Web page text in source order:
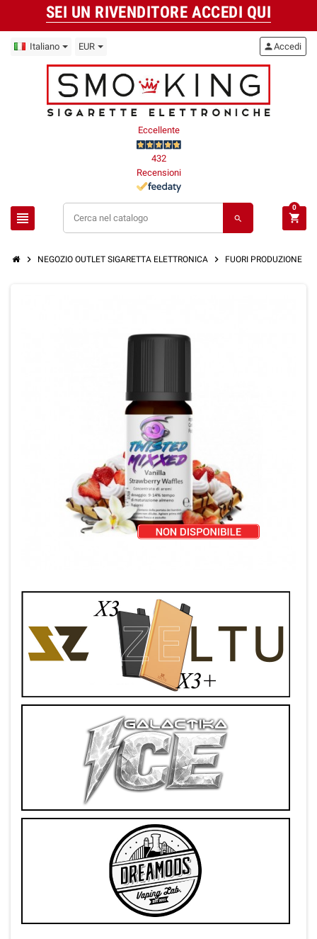
SEI UN RIVENDITORE ACCEDI QUI
Italiano EUR
Eccellente
432
Recensioni
view_headline search
personAccedi
shopping_cart
0
chevron_right NEGOZIO OUTLET SIGARETTA ELETTRONICA chevron_right FUORI PRODUZIONE